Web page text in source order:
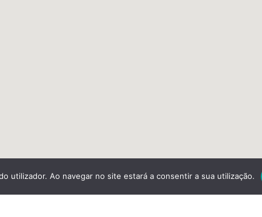
utilizador. Ao navegar no site estará a consentir a sua utilização.